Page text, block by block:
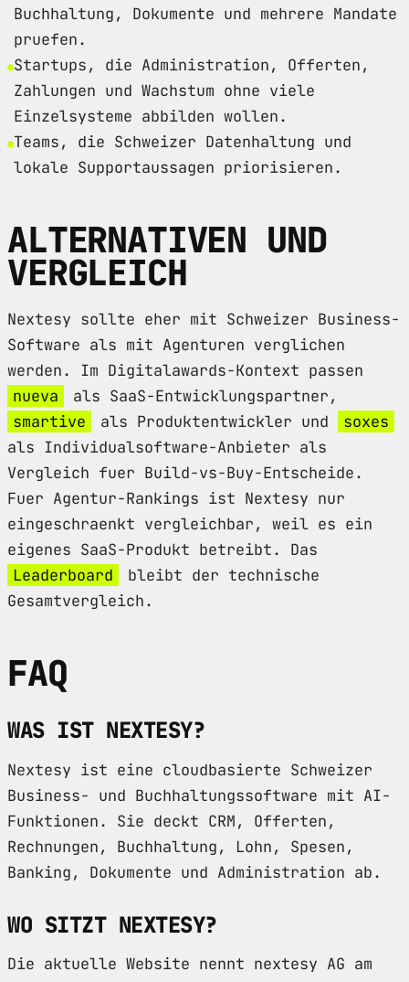
Buchhaltung, Dokumente und mehrere Mandate
pruefen.
Startups, die Administration, Offerten,
Zahlungen und Wachstum ohne viele
Einzelsysteme abbilden wollen.
Teams, die Schweizer Datenhaltung und
lokale Supportaussagen priorisieren.
ALTERNATIVEN UND
VERGLEICH
Nextesy sollte eher mit Schweizer Business-
Software als mit Agenturen verglichen
werden. Im Digitalawards-Kontext passen
nueva
als SaaS-Entwicklungspartner,
smartive
als Produktentwickler und
soxes
als Individualsoftware-Anbieter als
Vergleich fuer Build-vs-Buy-Entscheide.
Fuer Agentur-Rankings ist Nextesy nur
eingeschraenkt vergleichbar, weil es ein
eigenes SaaS-Produkt betreibt. Das
Leaderboard
bleibt der technische
Gesamtvergleich.
FAQ
WAS IST NEXTESY?
Nextesy ist eine cloudbasierte Schweizer
Business- und Buchhaltungssoftware mit AI-
Funktionen. Sie deckt CRM, Offerten,
Rechnungen, Buchhaltung, Lohn, Spesen,
Banking, Dokumente und Administration ab.
WO SITZT NEXTESY?
Die aktuelle Website nennt nextesy AG am